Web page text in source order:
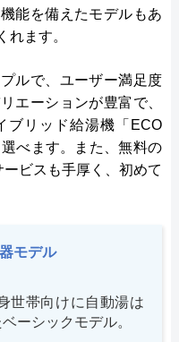
能を備えたモデルもあ
れます。
ルで、ユーザー満足度
エーションが豊富で、
ブリッド給湯機「ECO
べます。また、無料の
ビスも手厚く、初めて
モデル
世帯向けに自動湯は
ーシックモデル。